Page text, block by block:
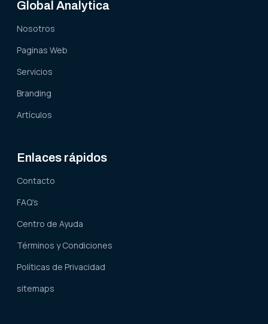
Global Analytica
Nosotros
Paginas Web
Servicios
Branding
Artículos
Enlaces rápidos
Contacto
FAQ's
Centro de Ayuda
Términos y Condiciones
Políticas de Privacidad
sitemaps